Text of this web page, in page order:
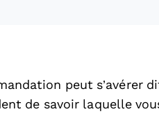
peut s’avérer
de savoir laquelle